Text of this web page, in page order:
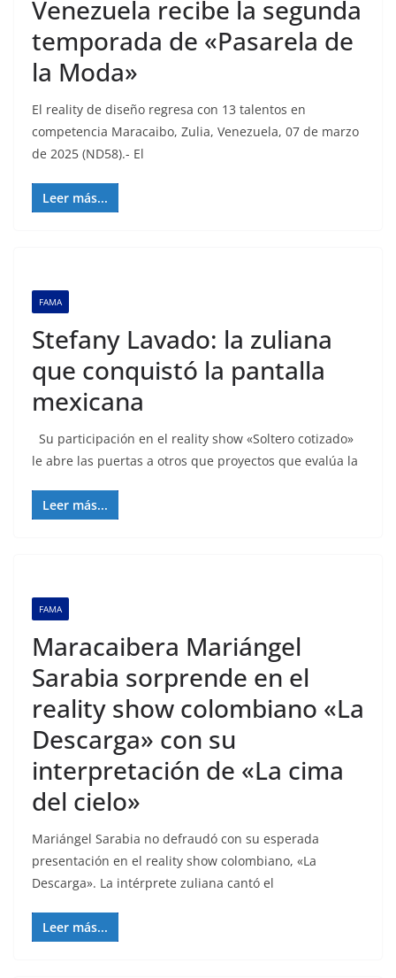
Venezuela recibe la segunda
temporada de «Pasarela de
la Moda»
El reality de diseño regresa con 13 talentos en
competencia Maracaibo, Zulia, Venezuela, 07 de marzo
de 2025 (ND58).- El
Leer más...
FAMA
Stefany Lavado: la zuliana
que conquistó la pantalla
mexicana
Su participación en el reality show «Soltero cotizado»
le abre las puertas a otros que proyectos que evalúa la
Leer más...
FAMA
Maracaibera Mariángel
Sarabia sorprende en el
reality show colombiano «La
Descarga» con su
interpretación de «La cima
del cielo»
Mariángel Sarabia no defraudó con su esperada
presentación en el reality show colombiano, «La
Descarga». La intérprete zuliana cantó el
Leer más...